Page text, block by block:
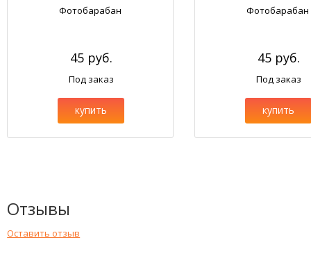
Фотобарабан
45 руб.
Под заказ
купить
Фотобарабан
45 руб.
Под заказ
купить
Отзывы
Оставить отзыв